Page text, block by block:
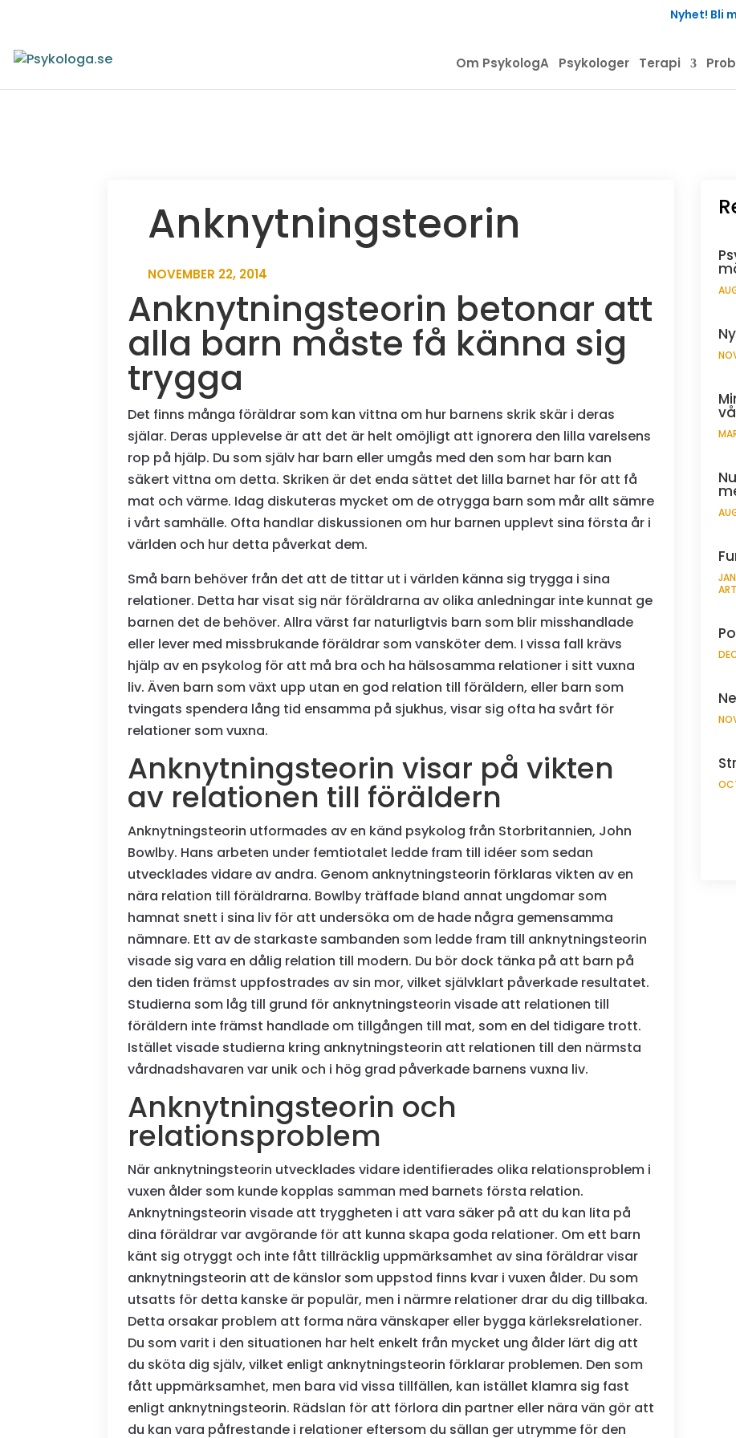
Nyhet! Bli
Om PsykologA Psykologer Terapi
Anknytningsteorin
NOVEMBER 22, 2014
Anknytningsteorin betonar att
alla barn måste få känna sig
trygga
Det finns många föräldrar som kan vittna om hur barnens skrik skär i deras
själar. Deras upplevelse är att det är helt omöjligt att ignorera den lilla varelsens
rop på hjälp. Du som själv har barn eller umgås med den som har barn kan
säkert vittna om detta. Skriken är det enda sättet det lilla barnet har för att få
mat och värme. Idag diskuteras mycket om de otrygga barn som mår allt sämre
i vårt samhälle. Ofta handlar diskussionen om hur barnen upplevt sina första år i
världen och hur detta påverkat dem.
Små barn behöver från det att de tittar ut i världen känna sig trygga i sina
relationer. Detta har visat sig när föräldrarna av olika anledningar inte kunnat ge
barnen det de behöver. Allra värst far naturligtvis barn som blir misshandlade
eller lever med missbrukande föräldrar som vansköter dem. I vissa fall krävs
hjälp av en psykolog för att må bra och ha hälsosamma relationer i sitt vuxna
liv. Även barn som växt upp utan en god relation till föräldern, eller barn som
tvingats spendera lång tid ensamma på sjukhus, visar sig ofta ha svårt för
relationer som vuxna.
Anknytningsteorin visar på vikten
av relationen till föräldern
Anknytningsteorin utformades av en känd psykolog från Storbritannien, John
Bowlby. Hans arbeten under femtiotalet ledde fram till idéer som sedan
utvecklades vidare av andra. Genom anknytningsteorin förklaras vikten av en
nära relation till föräldrarna. Bowlby träffade bland annat ungdomar som
hamnat snett i sina liv för att undersöka om de hade några gemensamma
nämnare. Ett av de starkaste sambanden som ledde fram till anknytningsteorin
visade sig vara en dålig relation till modern. Du bör dock tänka på att barn på
den tiden främst uppfostrades av sin mor, vilket självklart påverkade resultatet.
Studierna som låg till grund för anknytningsteorin visade att relationen till
föräldern inte främst handlade om tillgången till mat, som en del tidigare trott.
Istället visade studierna kring anknytningsteorin att relationen till den närmsta
vårdnadshavaren var unik och i hög grad påverkade barnens vuxna liv.
Anknytningsteorin och
relationsproblem
När anknytningsteorin utvecklades vidare identifierades olika relationsproblem i
vuxen ålder som kunde kopplas samman med barnets första relation.
Anknytningsteorin visade att tryggheten i att vara säker på att du kan lita på
dina föräldrar var avgörande för att kunna skapa goda relationer. Om ett barn
känt sig otryggt och inte fått tillräcklig uppmärksamhet av sina föräldrar visar
anknytningsteorin att de känslor som uppstod finns kvar i vuxen ålder. Du som
utsatts för detta kanske är populär, men i närmre relationer drar du dig tillbaka.
Detta orsakar problem att forma nära vänskaper eller bygga kärleksrelationer.
Du som varit i den situationen har helt enkelt från mycket ung ålder lärt dig att
du sköta dig själv, vilket enligt anknytningsteorin förklarar problemen. Den som
fått uppmärksamhet, men bara vid vissa tillfällen, kan istället klamra sig fast
enligt anknytningsteorin. Rädslan för att förlora din partner eller nära vän gör att
du kan vara påfrestande i relationer eftersom du sällan ger utrymme för den